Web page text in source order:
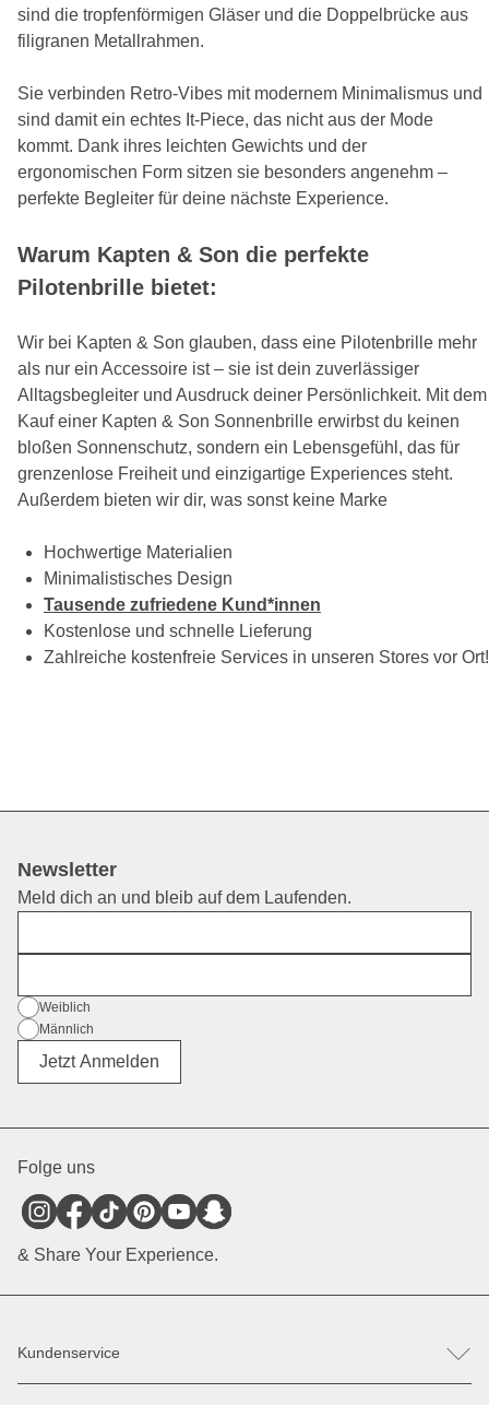
sind die tropfenförmigen Gläser und die Doppelbrücke aus
filigranen Metallrahmen.
Sie verbinden Retro-Vibes mit modernem Minimalismus und
sind damit ein echtes It-Piece, das nicht aus der Mode
kommt. Dank ihres leichten Gewichts und der
ergonomischen Form sitzen sie besonders angenehm –
perfekte Begleiter für deine nächste Experience.
Warum Kapten & Son die perfekte
Pilotenbrille bietet:
Wir bei Kapten & Son glauben, dass eine Pilotenbrille mehr
als nur ein Accessoire ist – sie ist dein zuverlässiger
Alltagsbegleiter und Ausdruck deiner Persönlichkeit. Mit dem
Kauf einer Kapten & Son Sonnenbrille erwirbst du keinen
bloßen Sonnenschutz, sondern ein Lebensgefühl, das für
grenzenlose Freiheit und einzigartige Experiences steht.
Außerdem bieten wir dir, was sonst keine Marke
Hochwertige Materialien
Minimalistisches Design
Tausende zufriedene Kund*innen
Kostenlose und schnelle Lieferung
Zahlreiche kostenfreie Services in unseren Stores vor Ort!
Newsletter
Meld dich an und bleib auf dem Laufenden.
Geschlecht
Weiblich
Männlich
Divers
Jetzt Anmelden
Folge uns
& Share Your Experience.
Kundenservice